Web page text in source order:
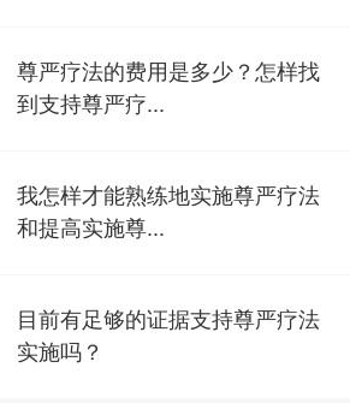
尊严疗法的费用是多少？怎样找
到支持尊严疗...
我怎样才能熟练地实施尊严疗法
和提高实施尊...
目前有足够的证据支持尊严疗法
实施吗？